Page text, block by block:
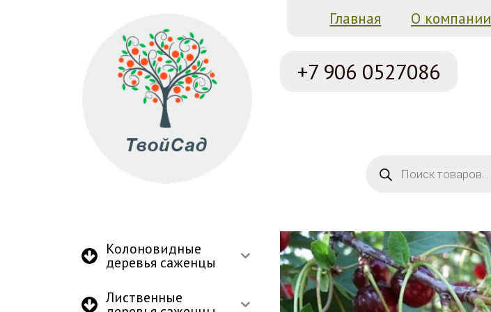
Главная О компании
+7 906 0527086
Колоновидные
деревья саженцы
Лиственные